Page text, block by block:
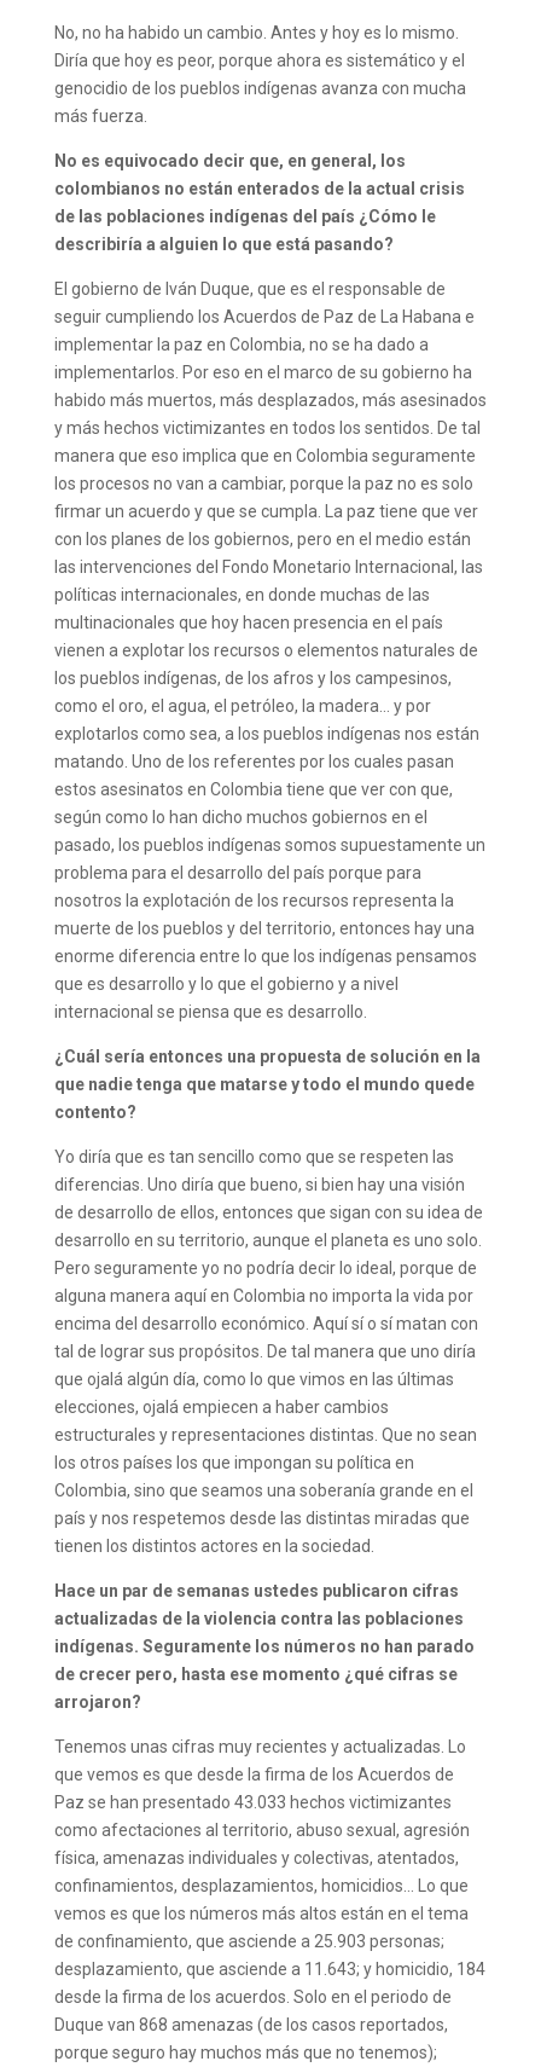
No, no ha habido un cambio. Antes y hoy es lo mismo.
Diría que hoy es peor, porque ahora es sistemático y el
genocidio de los pueblos indígenas avanza con mucha
más fuerza.
No es equivocado decir que, en general, los
colombianos no están enterados de la actual crisis
de las poblaciones indígenas del país ¿Cómo le
describiría a alguien lo que está pasando?
El gobierno de Iván Duque, que es el responsable de
seguir cumpliendo los Acuerdos de Paz de La Habana e
implementar la paz en Colombia, no se ha dado a
implementarlos. Por eso en el marco de su gobierno ha
habido más muertos, más desplazados, más asesinados
y más hechos victimizantes en todos los sentidos. De tal
manera que eso implica que en Colombia seguramente
los procesos no van a cambiar, porque la paz no es solo
firmar un acuerdo y que se cumpla. La paz tiene que ver
con los planes de los gobiernos, pero en el medio están
las intervenciones del Fondo Monetario Internacional, las
políticas internacionales, en donde muchas de las
multinacionales que hoy hacen presencia en el país
vienen a explotar los recursos o elementos naturales de
los pueblos indígenas, de los afros y los campesinos,
como el oro, el agua, el petróleo, la madera… y por
explotarlos como sea, a los pueblos indígenas nos están
matando. Uno de los referentes por los cuales pasan
estos asesinatos en Colombia tiene que ver con que,
según como lo han dicho muchos gobiernos en el
pasado, los pueblos indígenas somos supuestamente un
problema para el desarrollo del país porque para
nosotros la explotación de los recursos representa la
muerte de los pueblos y del territorio, entonces hay una
enorme diferencia entre lo que los indígenas pensamos
que es desarrollo y lo que el gobierno y a nivel
internacional se piensa que es desarrollo.
¿Cuál sería entonces una propuesta de solución en la
que nadie tenga que matarse y todo el mundo quede
contento?
Yo diría que es tan sencillo como que se respeten las
diferencias. Uno diría que bueno, si bien hay una visión
de desarrollo de ellos, entonces que sigan con su idea de
desarrollo en su territorio, aunque el planeta es uno solo.
Pero seguramente yo no podría decir lo ideal, porque de
alguna manera aquí en Colombia no importa la vida por
encima del desarrollo económico. Aquí sí o sí matan con
tal de lograr sus propósitos. De tal manera que uno diría
que ojalá algún día, como lo que vimos en las últimas
elecciones, ojalá empiecen a haber cambios
estructurales y representaciones distintas. Que no sean
los otros países los que impongan su política en
Colombia, sino que seamos una soberanía grande en el
país y nos respetemos desde las distintas miradas que
tienen los distintos actores en la sociedad.
Hace un par de semanas ustedes publicaron cifras
actualizadas de la violencia contra las poblaciones
indígenas. Seguramente los números no han parado
de crecer pero, hasta ese momento ¿qué cifras se
arrojaron?
Tenemos unas cifras muy recientes y actualizadas. Lo
que vemos es que desde la firma de los Acuerdos de
Paz se han presentado 43.033 hechos victimizantes
como afectaciones al territorio, abuso sexual, agresión
física, amenazas individuales y colectivas, atentados,
confinamientos, desplazamientos, homicidios… Lo que
vemos es que los números más altos están en el tema
de confinamiento, que asciende a 25.903 personas;
desplazamiento, que asciende a 11.643; y homicidio, 184
desde la firma de los acuerdos. Solo en el periodo de
Duque van 868 amenazas (de los casos reportados,
porque seguro hay muchos más que no tenemos);